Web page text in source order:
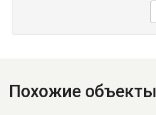
Похожие объекты